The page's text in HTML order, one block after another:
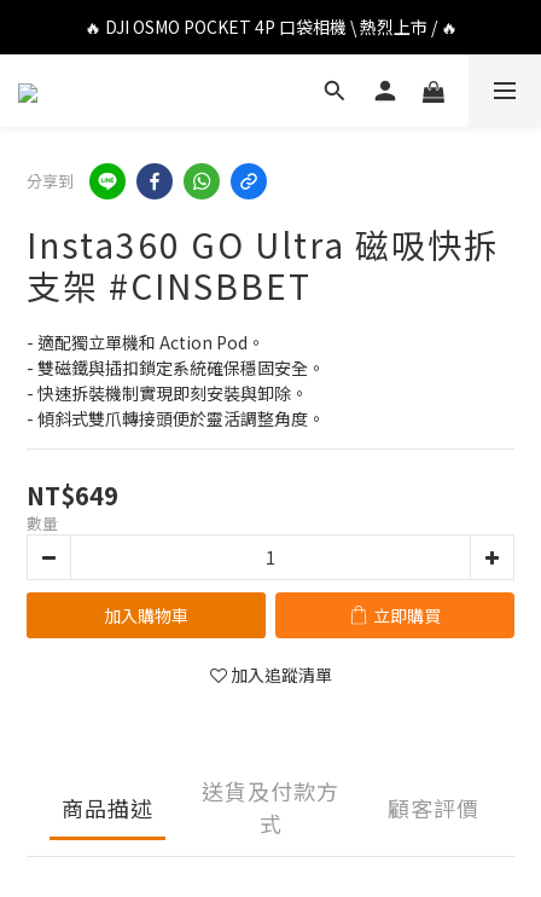
🔥 DJI OSMO POCKET 4P 口袋相機 \ 熱烈上市 / 🔥
🔥 DJI OSMO POCKET 4P 口袋相機 \ 熱烈上市 / 🔥
🔥 Insta360 Luna Ultra 雲台相機 \ 熱烈上市 / 🔥
🔥 DJI OSMO POCKET 4P 口袋相機 \ 熱烈上市 / 🔥
分享到
Insta360 GO Ultra 磁吸快拆
支架 #CINSBBET
- 適配獨立單機和 Action Pod。
- 雙磁鐵與插扣鎖定系統確保穩固安全。
- 快速拆裝機制實現即刻安裝與卸除。
- 傾斜式雙爪轉接頭便於靈活調整角度。
NT$649
數量
加入購物車 立即購買
加入追蹤清單
商品描述
送貨及付款方
式
顧客評價